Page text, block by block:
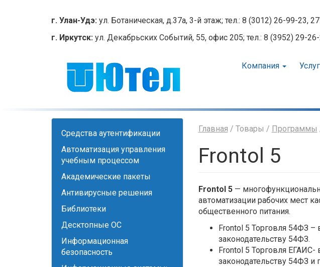
г. Улан-Удэ: ул. Ботаническая, д.37а, 3-й этаж; тел.: 8 (3012) 26-99-23,
г. Иркутск: ул. Декабрьских Событий, 55, офис 205; тел.: 8 (3952) 29-
Компания
Cредства аутентификации
Автоматизация управления
учебным процессом
Академические пакеты
Антивирусные решения
Библиотеки
Десктопные ОС
Информационная
безопасность
Главная / Товары / Программы
Frontol 5
Frontol 5—
автоматизации рабочих мест
общественного питания.
Frontol 5 Торговля 54ФЗ –
законодательству 54ФЗ.
Frontol 5 Торговля ЕГАИС-
законодательству 54ФЗ и